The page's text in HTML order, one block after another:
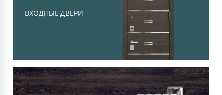
ВХОДНЫЕ ДВЕРИ